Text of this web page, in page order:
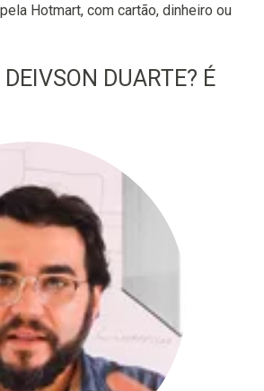
Hotmart, com cartão, dinheiro ou
DUARTE? É